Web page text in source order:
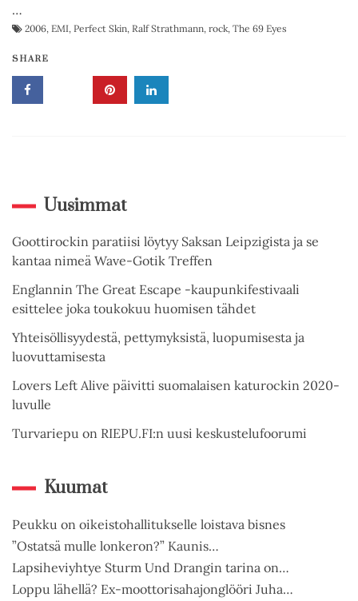
…
2006, EMI, Perfect Skin, Ralf Strathmann, rock, The 69 Eyes
SHARE
Uusimmat
Goottirockin paratiisi löytyy Saksan Leipzigista ja se
kantaa nimeä Wave-Gotik Treffen
Englannin The Great Escape -kaupunkifestivaali
esittelee joka toukokuu huomisen tähdet
Yhteisöllisyydestä, pettymyksistä, luopumisesta ja
luovuttamisesta
Lovers Left Alive päivitti suomalaisen katurockin 2020-
luvulle
Turvariepu on RIEPU.FI:n uusi keskustelufoorumi
Kuumat
Peukku on oikeistohallitukselle loistava bisnes
”Ostatsä mulle lonkeron?” Kaunis…
Lapsiheviyhtye Sturm Und Drangin tarina on…
Loppu lähellä? Ex-moottorisahajonglööri Juha…